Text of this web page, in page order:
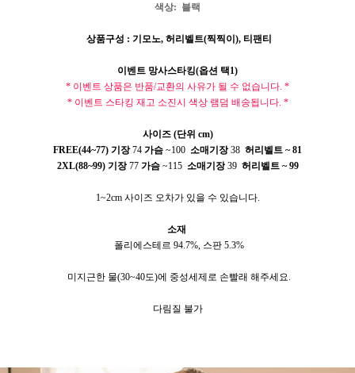
색상: 블랙
상품구성 : 기모노, 허리벨트(찍찍이), 티팬티
이벤트 망사스타킹(옵션 택1)
* 이벤트 상품은 반품/교환의 사유가 될 수 없습니다 . *
* 이벤트 스타킹 재고 소진시 색상 램덤 배송됩니다. *
사이즈(단위 cm)
FREE(44~77) 기장74 가슴 ~100 소매기장38 허리벨트 ~ 81
2XL(88~99) 기장77 가슴~115 소매기장39 허리벨트 ~ 99
1~2cm 사이즈 오차가 있을 수 있습니다.
소재
폴리에스테르 94.7%, 스판5.3%
미지근한 물(30~40도)에 중성세제로 손빨래 해주세요
다림질 불가